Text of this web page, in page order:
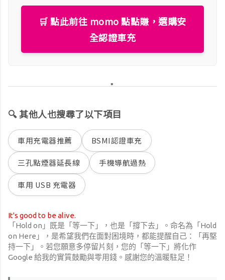
🛒 點此前往 momo 點點賺，選購安
全認證車充
🔍 其他人也搜尋了以下項目
車用充電器推薦 BSMI認證車充
三孔點煙器延長線 手機導航過熱
車用 USB 充電器
It's good to be alive.
「Hold on」既是「等一下」，也是「撐下去」。命名為「Hold
on Here」，是希望我們在面對困境時，都能提醒自己：「再堅
持一下」。若您願意多停留片刻，您的「等一下」將化作
Google 給我的實質鼓勵與零用錢。感謝您的溫暖駐足！